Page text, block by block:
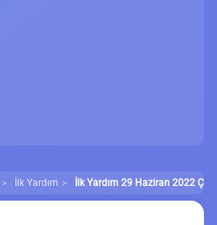
İlk Yardım İlk Yardım 29 Haziran 2022